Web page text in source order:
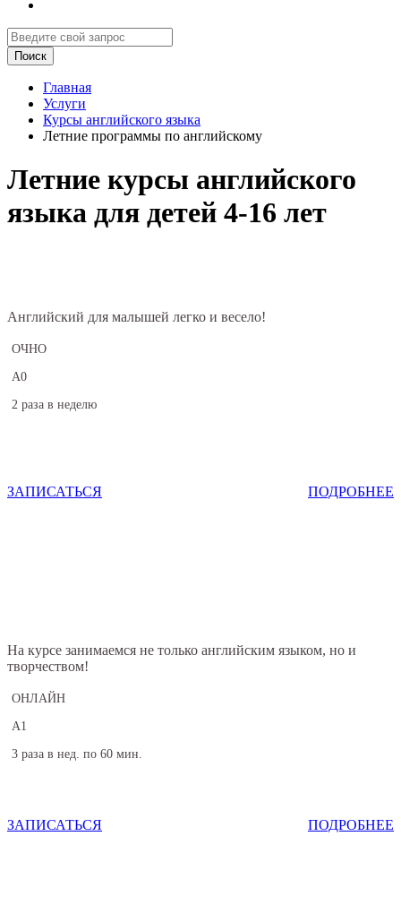
Главная
Услуги
Курсы английского языка
Летние программы по английскому
Летние курсы английского
языка для детей 4-16 лет
Английский для малышей легко и весело!
ОЧНО
А0
2 раза в неделю
ЗАПИСАТЬСЯ ПОДРОБНЕЕ
На курсе занимаемся не только английским языком, но и
творчеством!
ОНЛАЙН
А1
3 раза в нед. по 60 мин.
ЗАПИСАТЬСЯ ПОДРОБНЕЕ